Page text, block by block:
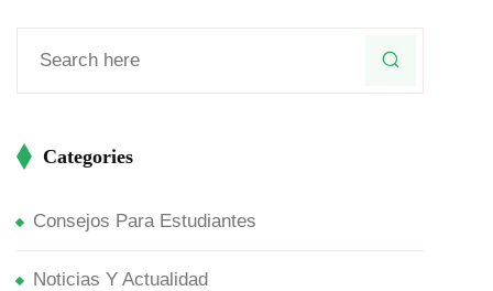
Categories
Consejos Para Estudiantes
Noticias Y Actualidad